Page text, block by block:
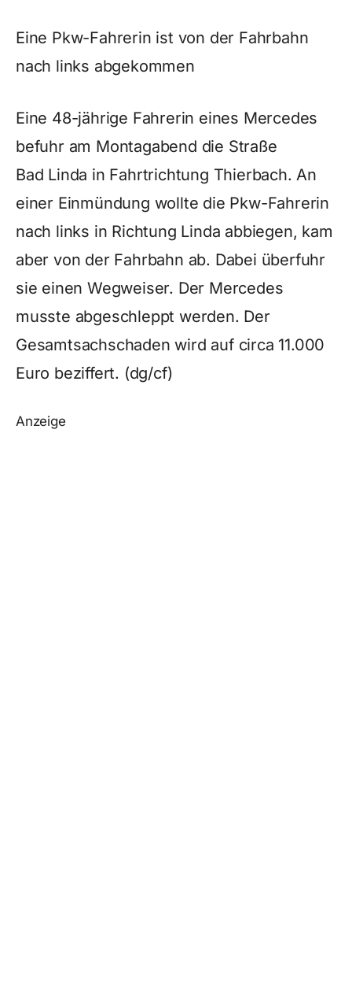
Eine Pkw-Fahrerin ist von der Fahrbahn
nach links abgekommen
Eine 48-jährige Fahrerin eines Mercedes
befuhr am Montagabend die Straße
Bad Linda in Fahrtrichtung Thierbach. An
einer Einmündung wollte die Pkw-Fahrerin
nach links in Richtung Linda abbiegen, kam
aber von der Fahrbahn ab. Dabei überfuhr
sie einen Wegweiser. Der Mercedes
musste abgeschleppt werden. Der
Gesamtsachschaden wird auf circa 11.000
Euro beziffert. (dg/cf)
Anzeige